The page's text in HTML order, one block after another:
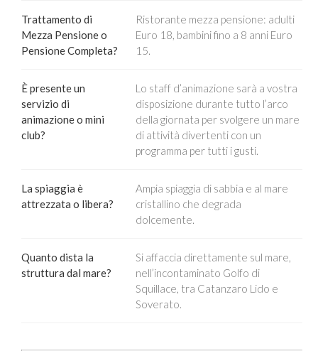
Trattamento di
Mezza Pensione o
Pensione Completa?
Ristorante mezza pensione: adulti
Euro 18, bambini fino a 8 anni Euro
15.
È presente un
servizio di
animazione o mini
club?
Lo staff d’animazione sarà a vostra
disposizione durante tutto l’arco
della giornata per svolgere un mare
di attività divertenti con un
programma per tutti i gusti.
La spiaggia è
attrezzata o libera?
Ampia spiaggia di sabbia e al mare
cristallino che degrada
dolcemente.
Quanto dista la
struttura dal mare?
Si affaccia direttamente sul mare,
nell’incontaminato Golfo di
Squillace, tra Catanzaro Lido e
Soverato.